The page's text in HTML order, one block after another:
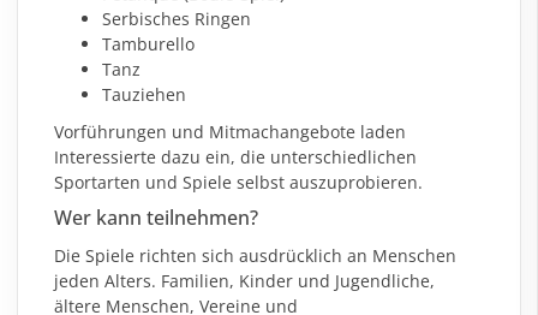
Serbisches Ringen
Tamburello
Tanz
Tauziehen
Vorführungen und Mitmachangebote laden
Interessierte dazu ein, die unterschiedlichen
Sportarten und Spiele selbst auszuprobieren.
Wer kann teilnehmen?
Die Spiele richten sich ausdrücklich an Menschen
jeden Alters. Familien, Kinder und Jugendliche,
ältere Menschen, Vereine und